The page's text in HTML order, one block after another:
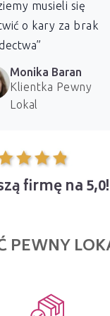
musieli się
o kary za brak
Monika Baran
Klientka Pewny
Lokal
firmę na 5,0!
PEWNY